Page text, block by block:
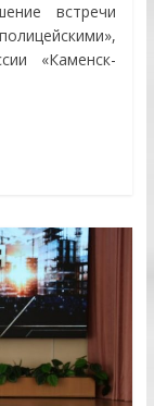
встречи
«Каменск-